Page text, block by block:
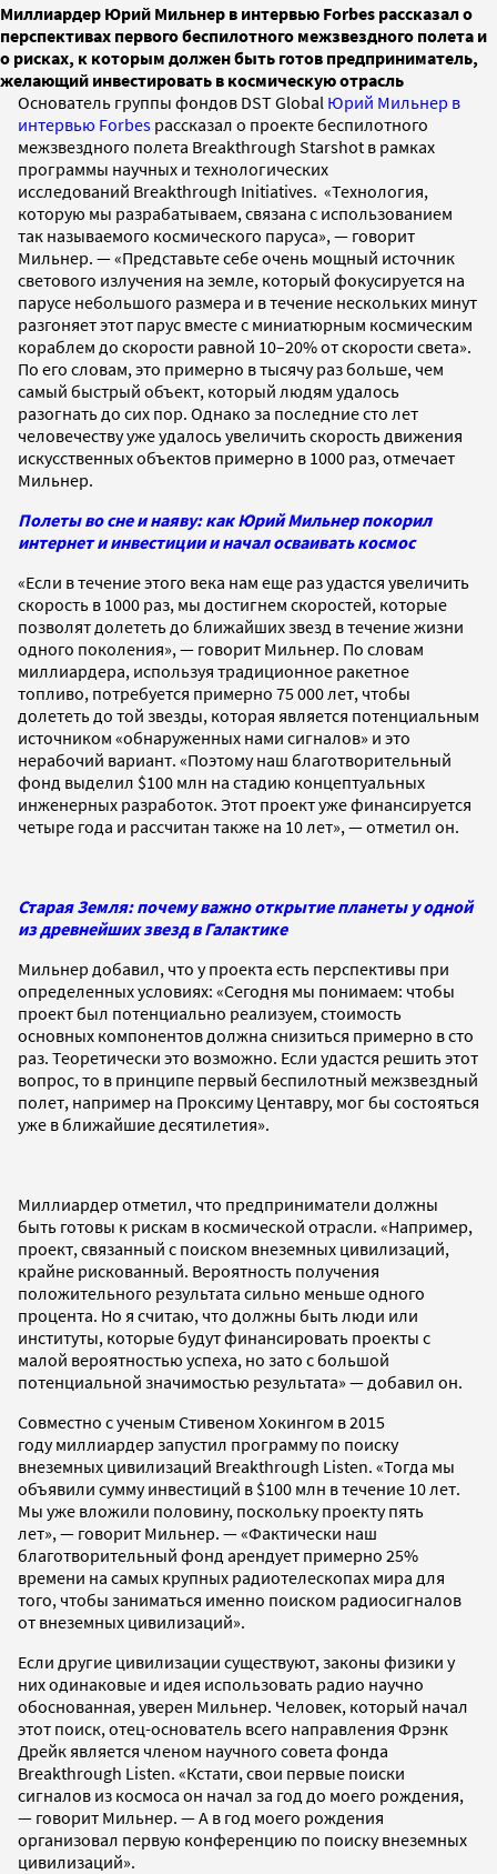
Миллиардер Юрий Мильнер в интервью Forbes рассказал о
перспективах первого беспилотного межзвездного полета и
о рисках, к которым должен быть готов предприниматель,
желающий инвестировать в космическую отрасль
Основатель группы фондов DST Global Юрий Мильнер в
интервью Forbes рассказал о проекте беспилотного
межзвездного полета Breakthrough Starshot в рамках
программы научных и технологических
исследований Breakthrough Initiatives. «Технология,
которую мы разрабатываем, связана с использованием
так называемого космического паруса», — говорит
Мильнер. — «Представьте себе очень мощный источник
светового излучения на земле, который фокусируется на
парусе небольшого размера и в течение нескольких минут
разгоняет этот парус вместе с миниатюрным космическим
кораблем до скорости равной 10–20% от скорости света».
По его словам, это примерно в тысячу раз больше, чем
самый быстрый объект, который людям удалось
разогнать до сих пор. Однако за последние сто лет
человечеству уже удалось увеличить скорость движения
искусственных объектов примерно в 1000 раз, отмечает
Мильнер.
Полеты во сне и наяву: как Юрий Мильнер покорил
интернет и инвестиции и начал осваивать космос
«Если в течение этого века нам еще раз удастся увеличить
скорость в 1000 раз, мы достигнем скоростей, которые
позволят долететь до ближайших звезд в течение жизни
одного поколения», — говорит Мильнер. По словам
миллиардера, используя традиционное ракетное
топливо, потребуется примерно 75 000 лет, чтобы
долететь до той звезды, которая является потенциальным
источником «обнаруженных нами сигналов» и это
нерабочий вариант. «Поэтому наш благотворительный
фонд выделил $100 млн на стадию концептуальных
инженерных разработок. Этот проект уже финансируется
четыре года и рассчитан также на 10 лет», — отметил он.
Старая Земля: почему важно открытие планеты у одной
из древнейших звезд в Галактике
Мильнер добавил, что у проекта есть перспективы при
определенных условиях: «Сегодня мы понимаем: чтобы
проект был потенциально реализуем, стоимость
основных компонентов должна снизиться примерно в сто
раз. Теоретически это возможно. Если удастся решить этот
вопрос, то в принципе первый беспилотный межзвездный
полет, например на Проксиму Центавру, мог бы состояться
уже в ближайшие десятилетия».
Миллиардер отметил, что предприниматели должны
быть готовы к рискам в космической отрасли. «Например,
проект, связанный с поиском внеземных цивилизаций,
крайне рискованный. Вероятность получения
положительного результата сильно меньше одного
процента. Но я считаю, что должны быть люди или
институты, которые будут финансировать проекты с
малой вероятностью успеха, но зато с большой
потенциальной значимостью результата» — добавил он.
Совместно с ученым Стивеном Хокингом в 2015
году миллиардер запустил программу по поиску
внеземных цивилизаций Breakthrough Listen. «Тогда мы
объявили сумму инвестиций в $100 млн в течение 10 лет.
Мы уже вложили половину, поскольку проекту пять
лет», — говорит Мильнер. — «Фактически наш
благотворительный фонд арендует примерно 25%
времени на самых крупных радиотелескопах мира для
того, чтобы заниматься именно поиском радиосигналов
от внеземных цивилизаций».
Если другие цивилизации существуют, законы физики у
них одинаковые и идея использовать радио научно
обоснованная, уверен Мильнер. Человек, который начал
этот поиск, отец-основатель всего направления Фрэнк
Дрейк является членом научного совета фонда
Breakthrough Listen. «Кстати, свои первые поиски
сигналов из космоса он начал за год до моего рождения,
— говорит Мильнер. — А в год моего рождения
организовал первую конференцию по поиску внеземных
цивилизаций».